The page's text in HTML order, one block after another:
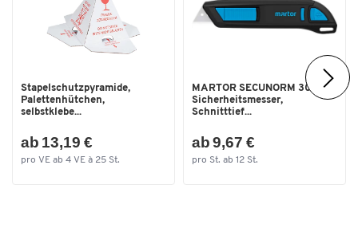
Stapelschutzpyramide,
Palettenhütchen,
selbstklebe...
ab 13,19 €
pro VE ab 4 VE à 25 St.
MARTOR SECUNORM 300
Sicherheitsmesser,
Schnitttief...
ab 9,67 €
pro St. ab 12 St.